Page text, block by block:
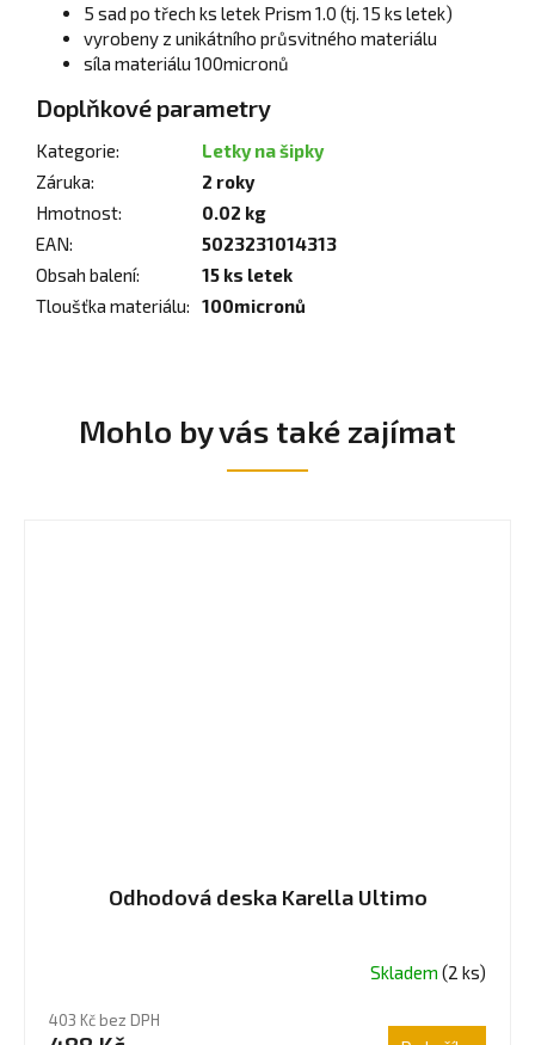
5 sad po třech ks letek Prism 1.0 (tj. 15 ks letek)
vyrobeny z unikátního průsvitného materiálu
síla materiálu 100micronů
Doplňkové parametry
Kategorie:
Letky na šipky
Záruka:
2 roky
Hmotnost:
0.02 kg
EAN:
5023231014313
Obsah balení:
15 ks letek
Tloušťka materiálu: 100micronů
Mohlo by vás také zajímat
Odhodová deska Karella Ultimo
Skladem (2 ks)
403 Kč bez DPH